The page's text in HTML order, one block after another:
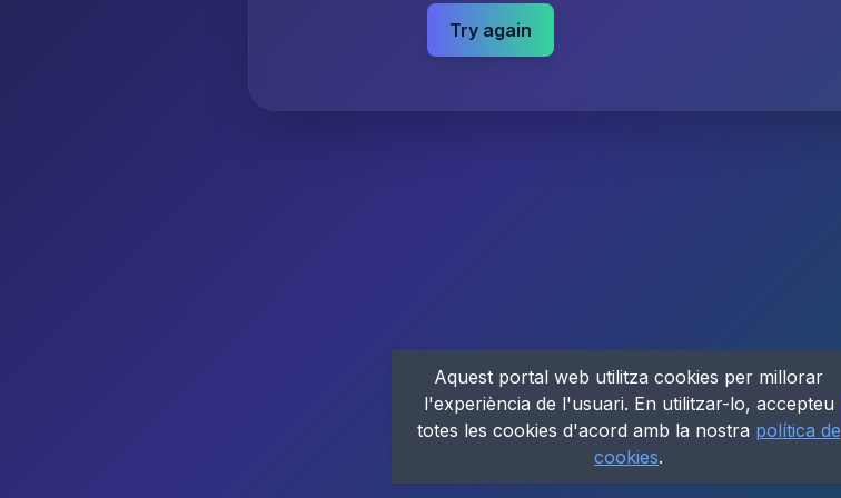
Try again
Aquest portal web utilitza cookies per millorar
l'experiència de l'usuari. En utilitzar-lo, accepteu
totes les cookies d'acord amb la nostra política de
cookies.